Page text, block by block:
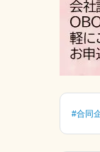
#合同